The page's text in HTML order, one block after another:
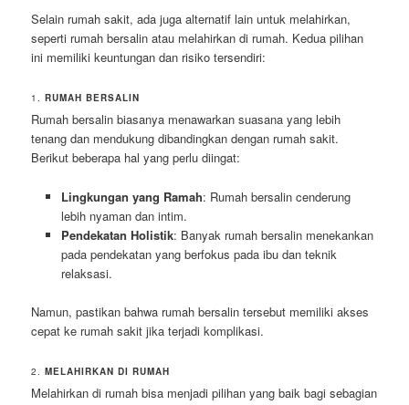
Selain rumah sakit, ada juga alternatif lain untuk melahirkan,
seperti rumah bersalin atau melahirkan di rumah. Kedua pilihan
ini memiliki keuntungan dan risiko tersendiri:
1.RUMAH BERSALIN
Rumah bersalin biasanya menawarkan suasana yang lebih
tenang dan mendukung dibandingkan dengan rumah sakit.
Berikut beberapa hal yang perlu diingat:
Lingkungan yang Ramah: Rumah bersalin cenderung
lebih nyaman dan intim.
Pendekatan Holistik: Banyak rumah bersalin menekankan
pada pendekatan yang berfokus pada ibu dan teknik
relaksasi.
Namun, pastikan bahwa rumah bersalin tersebut memiliki akses
cepat ke rumah sakit jika terjadi komplikasi.
2.MELAHIRKAN DI RUMAH
Melahirkan di rumah bisa menjadi pilihan yang baik bagi sebagian